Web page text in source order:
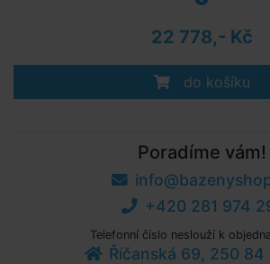
22 778,- Kč
do košíku
Poradíme vám!
+420 281 974
Telefonní číslo neslouží k
Říčanská 69, 250 84